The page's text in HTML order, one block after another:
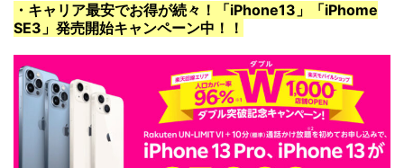
・キャリア最安でお得が続々！「iPhone13」「iPhome
SE3」発売開始キャンペーン中！！